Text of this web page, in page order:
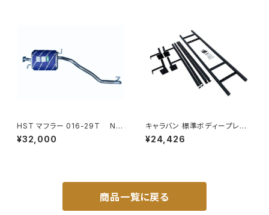
HST マフラー 016-29T NV
350キャラバン VR2E26 ニッサ
ン 本体オールステンレス 車検
¥32,000
キャラバン 標準ボディープレミ
アムＧＸ/ＧＸライダ～用ベッドキ
ットフレーム GZ100-1
¥24,426
商品一覧に戻る